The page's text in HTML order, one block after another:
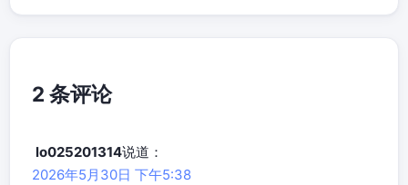
2 条评论
lo025201314说道：
2026年5月30日 下午5:38